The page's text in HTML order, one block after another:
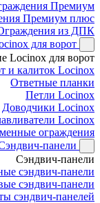
Премиум
Премиум плюс
из ДПК
для ворот
Locinox для ворот
и калиток Locinox
Ответные планки
Петли Locinox
Доводчики Locinox
Locinox
ограждения
панели
Сэндвич-панели
сэндвич-панели
сэндвич-панели
сэндвич-панелей